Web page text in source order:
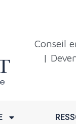
Conseil
|